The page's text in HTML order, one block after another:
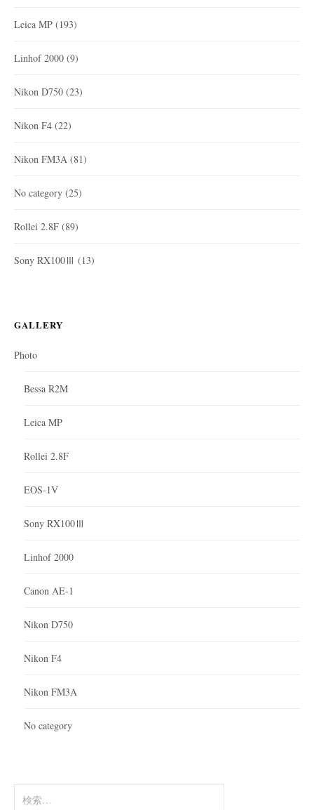
Leica MP (193)
Linhof 2000 (9)
Nikon D750 (23)
Nikon F4 (22)
Nikon FM3A (81)
No category (25)
Rollei 2.8F (89)
Sony RX100Ⅲ (13)
GALLERY
Photo
Bessa R2M
Leica MP
Rollei 2.8F
EOS-1V
Sony RX100Ⅲ
Linhof 2000
Canon AE-1
Nikon D750
Nikon F4
Nikon FM3A
No category
索: